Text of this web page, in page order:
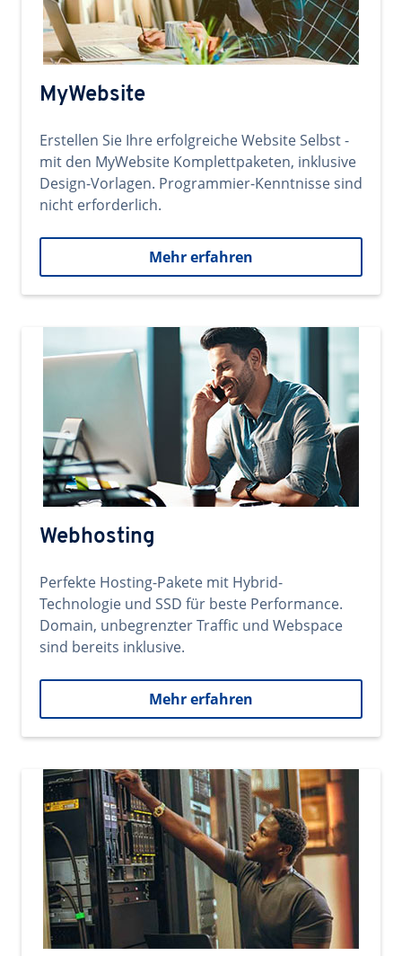
MyWebsite
Erstellen Sie Ihre erfolgreiche Website Selbst -
mit den MyWebsite Komplettpaketen, inklusive
Design-Vorlagen. Programmier-Kenntnisse sind
nicht erforderlich.
Mehr erfahren
Webhosting
Perfekte Hosting-Pakete mit Hybrid-
Technologie und SSD für beste Performance.
Domain, unbegrenzter Traffic und Webspace
sind bereits inklusive.
Mehr erfahren